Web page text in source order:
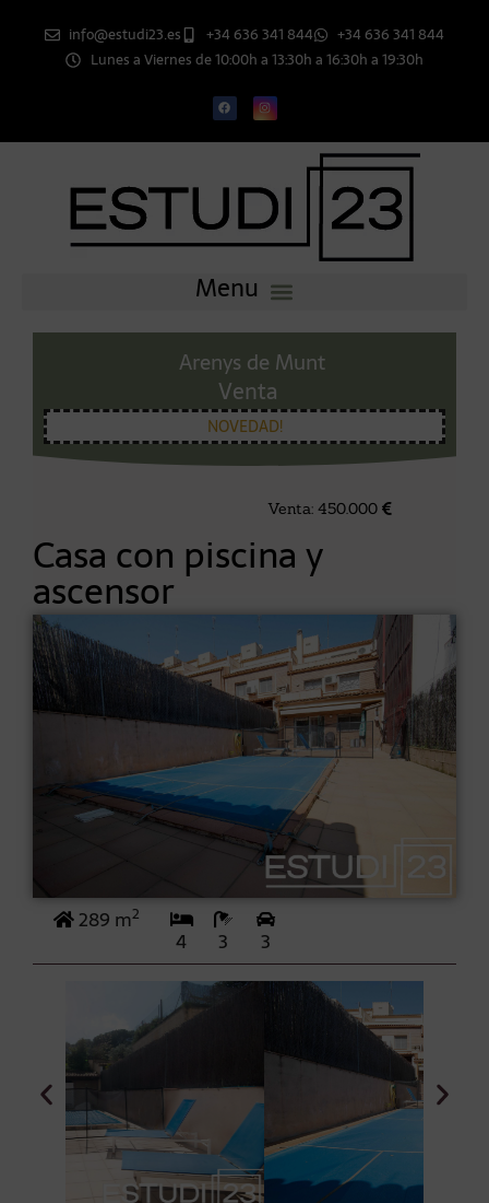
info@estudi23.es +34 636 341 844
+34 636 341 844
Lunes a Viernes de 10:00h a 13:30h a 16:30h a 19:30h
Arenys de Munt
Venta
NOVEDAD!
Venta: 450.000
Casa con piscina y
ascensor
289 m2
4 3 3